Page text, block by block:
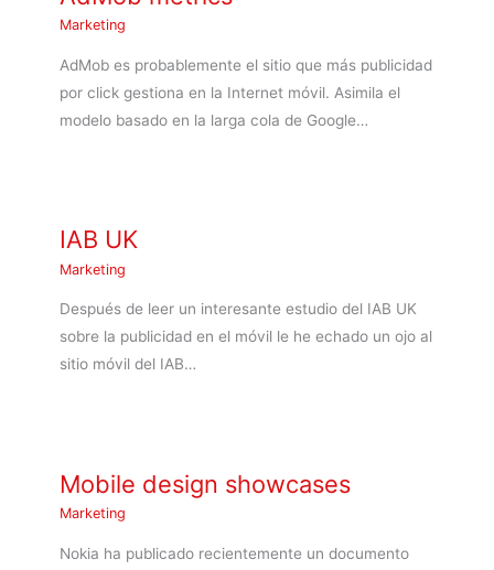
Marketing
AdMob es probablemente el sitio que más publicidad
por click gestiona en la Internet móvil. Asimila el
modelo basado en la larga cola de Google…
IAB UK
Marketing
Después de leer un interesante estudio del IAB UK
sobre la publicidad en el móvil le he echado un ojo al
sitio móvil del IAB…
Mobile design showcases
Marketing
Nokia ha publicado recientemente un documento